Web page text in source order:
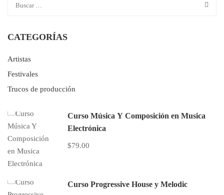
CATEGORÍAS
Artistas
Festivales
Trucos de producción
Curso Música Y Composición en Musica
Electrónica
$79.00
Curso Progressive House y Melodic